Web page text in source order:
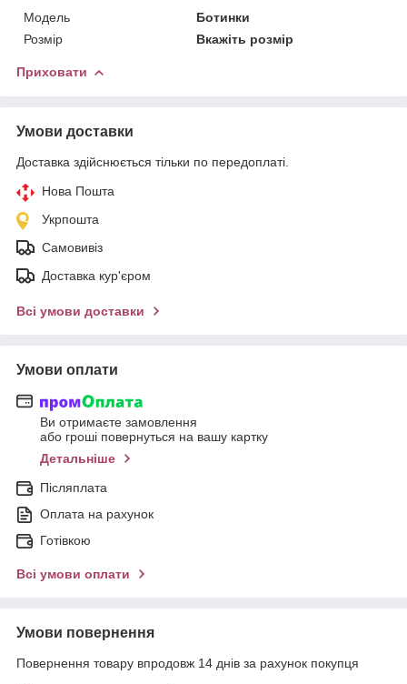
Мoдель
Ботинки
Розмір
Вкажіть розмір
Приховати
Умови доставки
Доставка здійснюється тільки по передоплаті.
Нова Пошта
Укрпошта
Самовивіз
Доставка кур'єром
Всі умови доставки
Умови оплати
Ви отримаєте замовлення
або гроші повернуться на вашу картку
Детальніше
Післяплата
Оплата на рахунок
Готівкою
Всі умови оплати
Умови повернення
Повернення товару впродовж 14 днів за рахунок покупця